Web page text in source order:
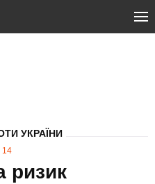
УКРАЇНИ
14
ризик